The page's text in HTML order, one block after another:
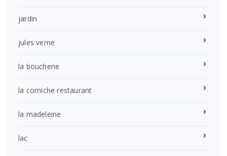
jardin
jules verne
la boucherie
la corniche restaurant
la madeleine
lac